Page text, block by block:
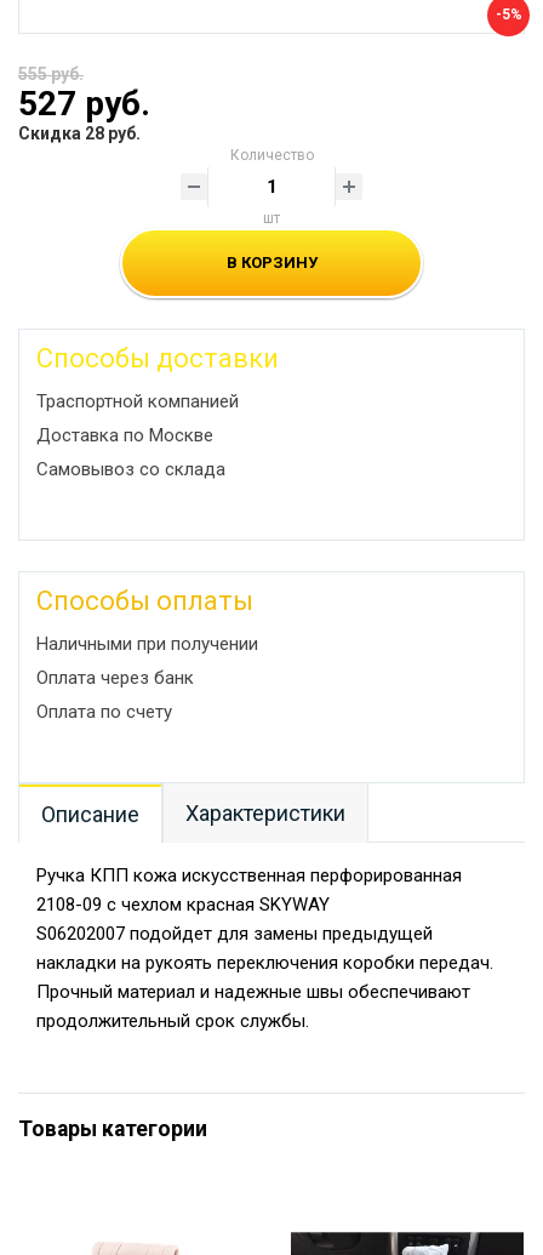
-5%
555 руб.
527 руб.
Скидка 28 руб.
Количество
шт
В КОРЗИНУ
Способы доставки
Траспортной компанией
Доставка по Москве
Самовывоз со склада
Способы оплаты
Наличными при получении
Оплата через банк
Оплата по счету
Описание Характеристики
Ручка КПП кожа искусственная перфорированная
2108-09 с чехлом красная SKYWAY
S06202007 подойдет для замены предыдущей
накладки на рукоять переключения коробки передач.
Прочный материал и надежные швы обеспечивают
продолжительный срок службы.
Товары категории